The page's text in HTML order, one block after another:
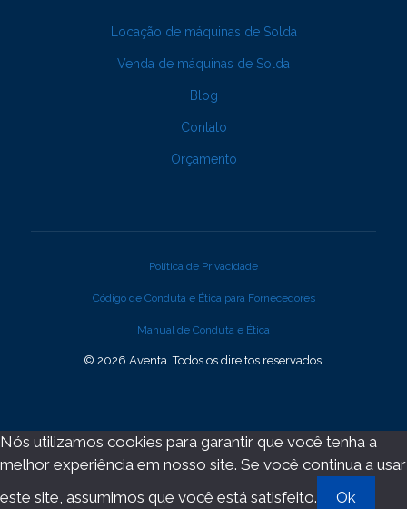
Locação de máquinas de Solda
Venda de máquinas de Solda
Blog
Contato
Orçamento
© 2026 Aventa. Todos os direitos reservados.
Política de Privacidade
Código de Conduta e Ética para Fornecedores
Manual de Conduta e Ética
Nós utilizamos cookies para garantir que você tenha a
melhor experiência em nosso site. Se você continua a usar
este site, assumimos que você está satisfeito.
Ok